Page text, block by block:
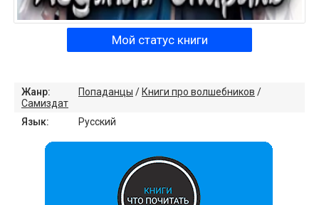
Мой статус книги
Жанр: Попаданцы / Книги про волшебников /
Самиздат
Язык:
Русский